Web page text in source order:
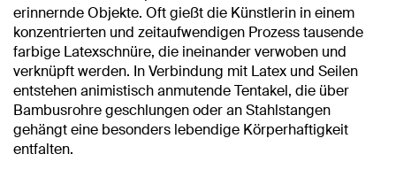
erinnernde Objekte. Oft gießt die Künstlerin in einem
konzentrierten und zeitaufwendigen Prozess tausende
farbige Latexschnüre, die ineinander verwoben und
verknüpft werden. In Verbindung mit Latex und Seilen
entstehen animistisch anmutende Tentakel, die über
Bambusrohre geschlungen oder an Stahlstangen
gehängt eine besonders lebendige Körperhaftigkeit
entfalten.